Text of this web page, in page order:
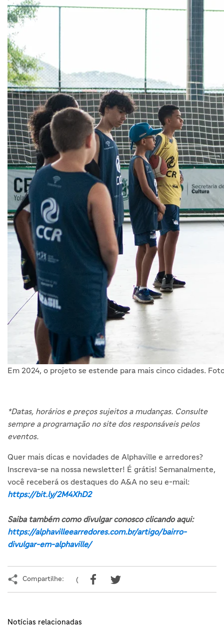
Em 2024, o projeto se estende para mais cinco cidades.
*Datas, horários e preços sujeitos a mudanças. Consulte
sempre a programação no site dos responsáveis pelos
eventos.
Quer mais dicas e novidades de Alphaville e arredores?
Inscreva-se na nossa newsletter! É grátis! Semanalmente,
você receberá os destaques do A&A no seu e-mail:
https://bit.ly/2M4XhD2
Saiba também como divulgar conosco clicando aqui:
https://alphavilleearredores.com.br/artigo/bairro-
divulgar-em-alphaville/
Compartilhe: (
Notícias relacionadas